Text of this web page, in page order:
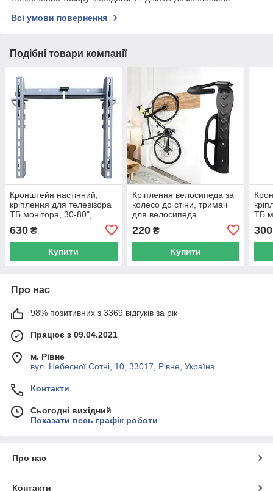
Всі умови повернення
Подібні товари компанії
Кронштейн настінний,
кріплення для телевізора
ТБ монітора, 30-80",
630 ₴
Купити
Кріплення велосипеда за
колесо до стіни, тримач
для велосипеда
220₴
Купити
ТБ
300
Про нас
98% позитивних з 3369 відгуків за рік
Працює з 09.04.2021
м. Рівне
вул. Небесної Сотні, 10, 33017, Рівне, Україна
Контакти
Сьогодні вихідний
Показати весь графік роботи
Про нас
Контакти